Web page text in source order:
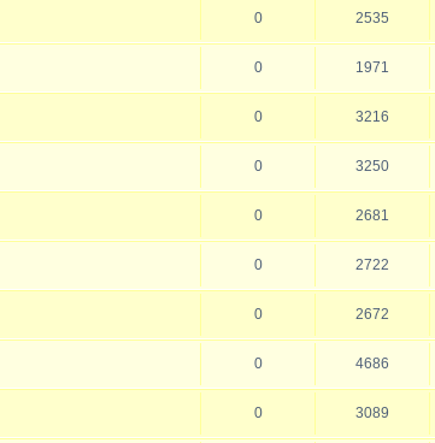
0 2535
0 1971
0 3216
0 3250
0 2681
0 2722
0 2672
0 4686
0 3089